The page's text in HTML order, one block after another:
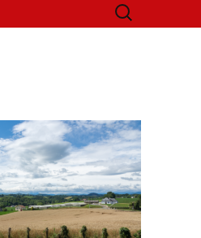
Rechercher :